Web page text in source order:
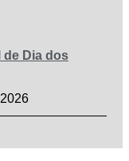
de Dia dos